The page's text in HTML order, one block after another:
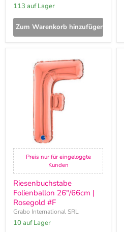
113 auf Lager
Zum Warenkorb hinzufügen
Riesenbuchstabe
Folienballon
26"/66cm
Preis nur für eingeloggte
Kunden
Riesenbuchstabe
Folienballon 26"/66cm |
Rosegold #F
Grabo International SRL
10 auf Lager